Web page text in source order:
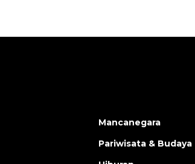
Mancanegara
Pariwisata & Budaya